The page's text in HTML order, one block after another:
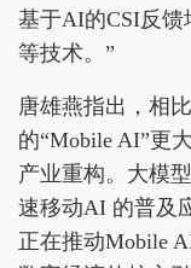
基于AI的CSI反
等技术。”
唐雄燕指出，相
的“Mobile AI”更
产业重构。大模
速移动AI 的普及
正在推动Mobile